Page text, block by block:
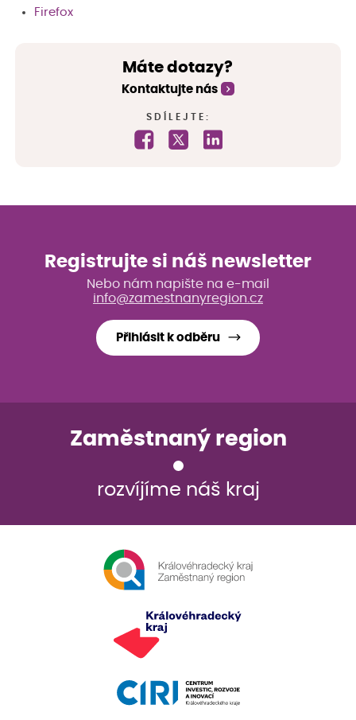
Firefox
Máte dotazy?
Kontaktujte nás
SDÍLEJTE:
Registrujte si náš newsletter
Nebo nám napište na e-mail
info@zamestnanyregion.cz
Přihlásit k odběru
Zaměstnaný region
rozvíjíme náš kraj